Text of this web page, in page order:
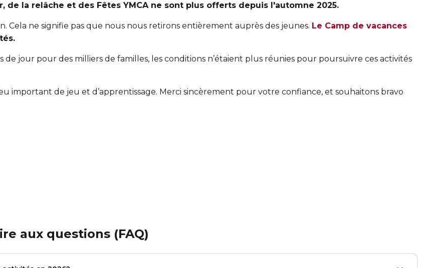
de la relâche et des Fêtes YMCA ne sont plus offerts depuis l'automne 2025.
Cela ne signifie pas que nous nous retirons entièrement auprès des jeunes. Le Camp de vacances
jour pour des milliers de familles, les conditions n’étaient plus réunies pour poursuivre ces activités
important de jeu et d’apprentissage. Merci sincèrement pour votre confiance, et souhaitons bravo
aux questions (FAQ)